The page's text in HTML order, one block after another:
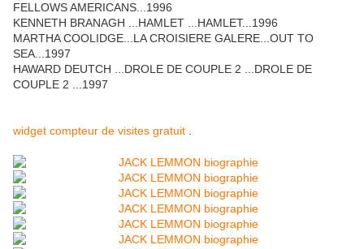
FELLOWS AMERICANS...1996
KENNETH BRANAGH ...HAMLET ...HAMLET...1996
MARTHA COOLIDGE...LA CROISIERE GALERE...OUT TO
SEA...1997
HAWARD DEUTCH ...DROLE DE COUPLE 2 ...DROLE DE
COUPLE 2 ...1997
widget compteur de visites gratuit